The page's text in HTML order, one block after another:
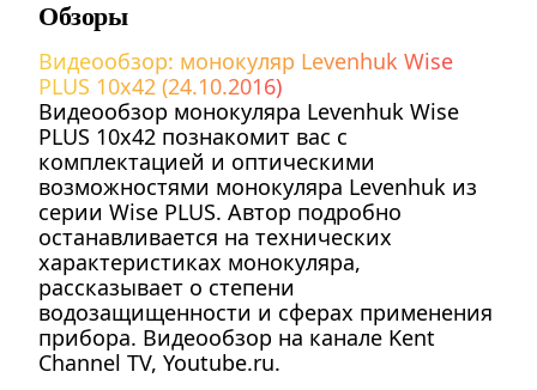
Обзоры
Видеообзор: монокуляр Levenhuk Wise
PLUS 10x42 (24.10.2016)
Видеообзор монокуляра Levenhuk Wise
PLUS 10x42 познакомит вас с
комплектацией и оптическими
возможностями монокуляра Levenhuk из
серии Wise PLUS. Автор подробно
останавливается на технических
характеристиках монокуляра,
рассказывает о степени
водозащищенности и сферах применения
прибора. Видеообзор на канале Kent
Channel TV, Youtube.ru.